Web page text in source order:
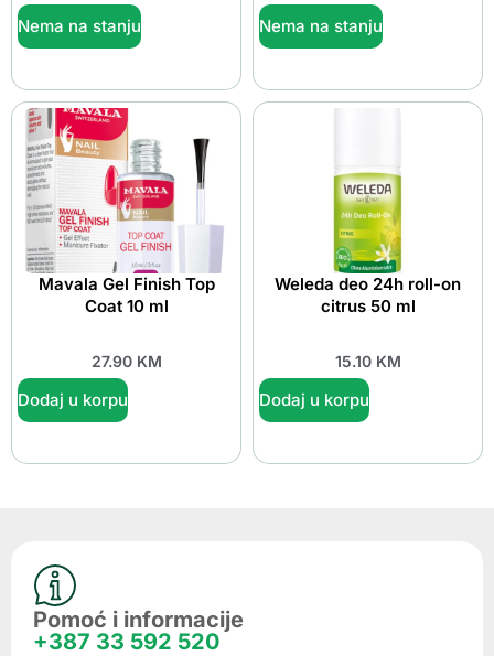
Nema na stanju Nema na stanju
Mavala Gel Finish Top
Coat 10 ml
27.90 KM
Dodaj u korpu
Weleda deo 24h roll-on
citrus 50 ml
15.10 KM
Dodaj u korpu
Pomoć i informacije
+387 33 592 520